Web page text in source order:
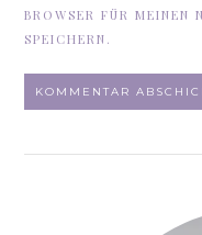
BROWSER FÜR MEINEN
SPEICHERN.